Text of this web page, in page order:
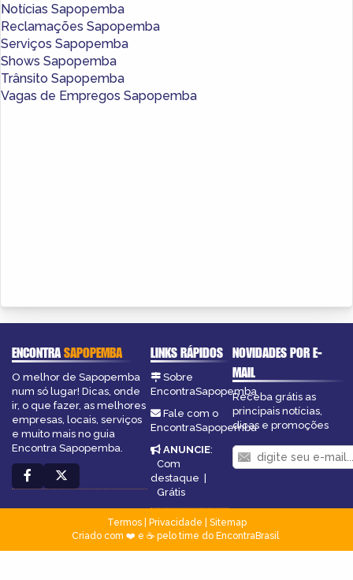
Notícias Sapopemba
Reclamações Sapopemba
Serviços Sapopemba
Shows Sapopemba
Trânsito Sapopemba
Vagas de Empregos Sapopemba
ENCONTRASAPOPEMBA
O melhor de Sapopemba
num só lugar! Dicas, onde
ir, o que fazer, as melhores
empresas, locais, serviços
e muito mais no guia
Encontra Sapopemba.
LINKS RÁPIDOS
Sobre
EncontraSapopemba
Fale com o
EncontraSapopemba
ANUNCIE:
Com
destaque
Grátis
NOVIDADES POR E-
MAIL
Receba grátis as
principais notícias,
dicas e promoções
Termos| Privacidade
Sitemap
Criado com ❤️ e ☕ pelo time do EncontraBrasil